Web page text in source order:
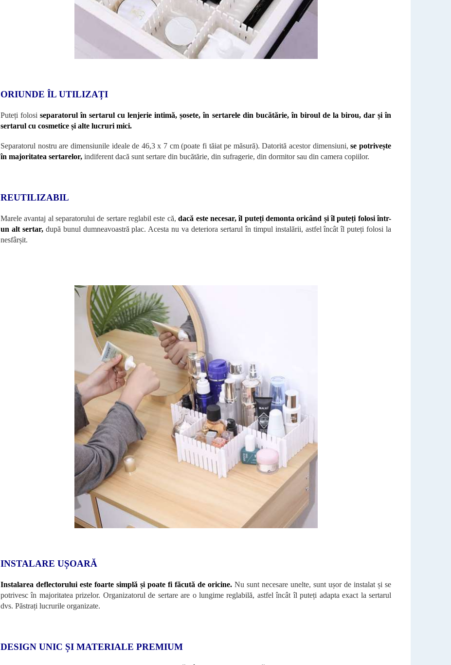
ORIUNDE ÎL UTILIZAȚI
Puteți folosiseparatorul în sertarul cu lenjerie intimă, șosete, în sertarele din bucătărie, în biroul de la birou, dar și în
sertarul cu cosmetice și alte lucruri mici.
Separatorul nostru are dimensiunile ideale de 46,3 x 7 cm (poate fi tăiat pe măsură). Datorită acestor dimensiuni,se potrivește
în majoritatea sertarelor, indiferent dacă sunt sertare din bucătărie, din sufragerie, din dormitor sau din camera copiilor.
REUTILIZABIL
Marele avantaj al separatorului de sertare reglabil este că, dacă este necesar, îl puteți demonta oricând și îl puteți folosi într-
un alt sertar,după bunul dumneavoastră plac. Acesta nu va deteriora sertarul în timpul instalării, astfel încât îl puteți folosi la
nesfârșit.
INSTALARE UȘOARĂ
Instalarea deflectorului este foarte simplă și poate fi făcută de oricine. Nu sunt necesare unelte, sunt ușor de instalat și se
potrivesc în majoritatea prizelor. Organizatorul de sertare are o lungime reglabilă, astfel încât îl puteți adapta exact la sertarul
dvs. Păstrați lucrurile organizate.
DESIGN UNIC ȘI MATERIALE PREMIUM